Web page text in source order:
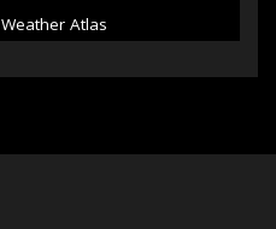
Weather Atlas